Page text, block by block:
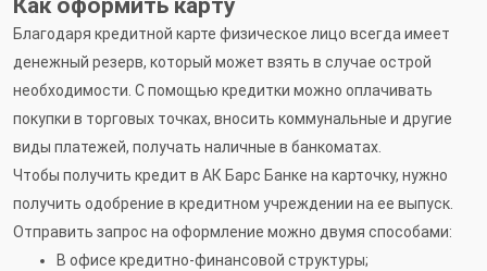
Как оформить карту
Благодаря кредитной карте физическое лицо всегда имеет
денежный резерв, который может взять в случае острой
необходимости. С помощью кредитки можно оплачивать
покупки в торговых точках, вносить коммунальные и другие
виды платежей, получать наличные в банкоматах.
Чтобы получить кредит в АК Барс Банке на карточку, нужно
получить одобрение в кредитном учреждении на ее выпуск.
Отправить запрос на оформление можно двумя способами:
В офисе кредитно-финансовой структуры;